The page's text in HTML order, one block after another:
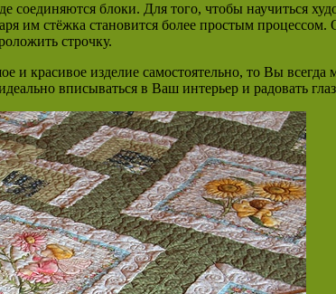
соединяются блоки. Для того, чтобы научиться
им стёжка становится более простым
строчку.
и красивое изделие самостоятельно, то Вы всегда
вписываться в Ваш интерьер и радовать